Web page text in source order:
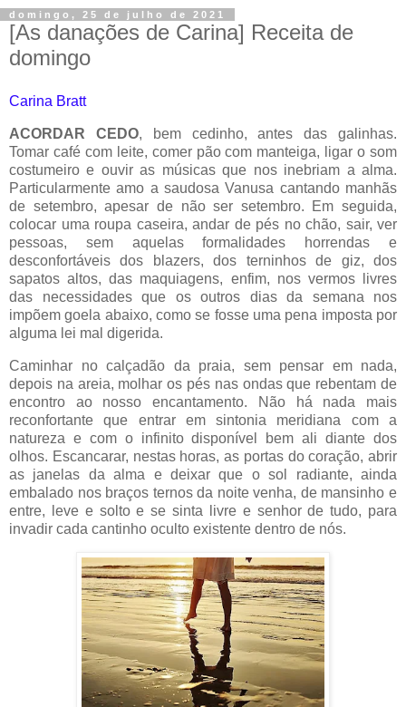
domingo, 25 de julho de 2021
[As danações de Carina] Receita de
domingo
Carina Bratt
ACORDAR CEDO, bem cedinho, antes das galinhas.
Tomar café com leite, comer pão com manteiga, ligar o som
costumeiro e ouvir as músicas que nos inebriam a alma.
Particularmente amo a saudosa Vanusa cantando manhãs
de setembro, apesar de não ser setembro. Em seguida,
colocar uma roupa caseira, andar de pés no chão, sair, ver
pessoas, sem aquelas formalidades horrendas e
desconfortáveis dos blazers, dos terninhos de giz, dos
sapatos altos, das maquiagens, enfim, nos vermos livres
das necessidades que os outros dias da semana nos
impõem goela abaixo, como se fosse uma pena imposta por
alguma lei mal digerida.
Caminhar no calçadão da praia, sem pensar em nada,
depois na areia, molhar os pés nas ondas que rebentam de
encontro ao nosso encantamento. Não há nada mais
reconfortante que entrar em sintonia meridiana com a
natureza e com o infinito disponível bem ali diante dos
olhos. Escancarar, nestas horas, as portas do coração, abrir
as janelas da alma e deixar que o sol radiante, ainda
embalado nos braços ternos da noite venha, de mansinho e
entre, leve e solto e se sinta livre e senhor de tudo, para
invadir cada cantinho oculto existente dentro de nós.